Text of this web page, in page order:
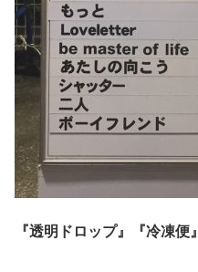
『透明ドロップ』『冷凍便』